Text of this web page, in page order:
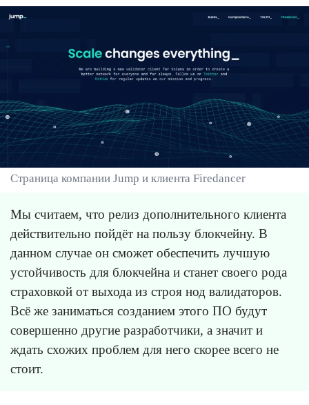
Страница компании Jump и клиента Firedancer
Мы считаем, что релиз дополнительного клиента
действительно пойдёт на пользу блокчейну. В
данном случае он сможет обеспечить лучшую
устойчивость для блокчейна и станет своего рода
страховкой от выхода из строя нод валидаторов.
Всё же заниматься созданием этого ПО будут
совершенно другие разработчики, а значит и
ждать схожих проблем для него скорее всего не
стоит.